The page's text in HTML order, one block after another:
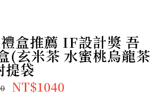
盒推薦 IF設計獎 吾
(玄米茶 水蜜桃烏龍茶
提袋
NT$1040